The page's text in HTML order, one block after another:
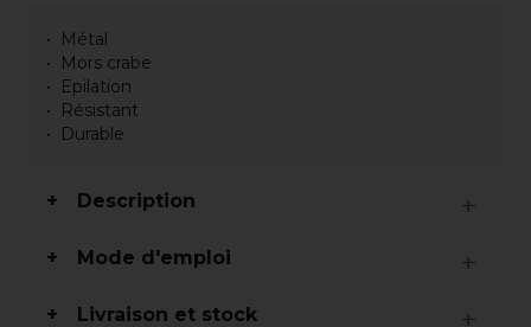
Métal
Mors crabe
Epilation
Résistant
Durable
Description
Mode d'emploi
Livraison et stock